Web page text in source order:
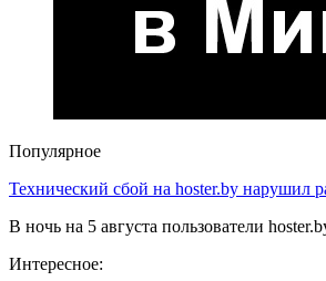
Популярное
Технический сбой на hoster.by нарушил
В ночь на 5 августа пользователи
Интересное: